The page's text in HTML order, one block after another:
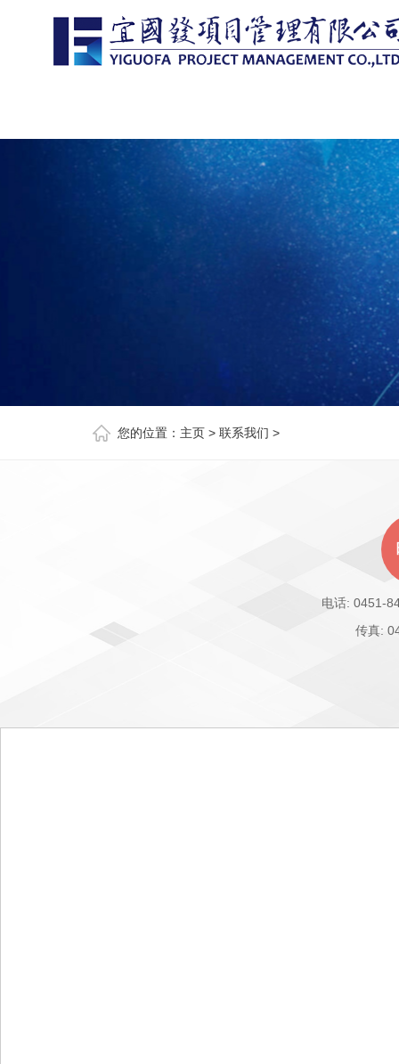
您的位置： 主页> 联系我们 >
电话: 0451-
传真: